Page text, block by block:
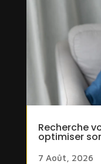
Recherche
optimiser
7 Août, 2026